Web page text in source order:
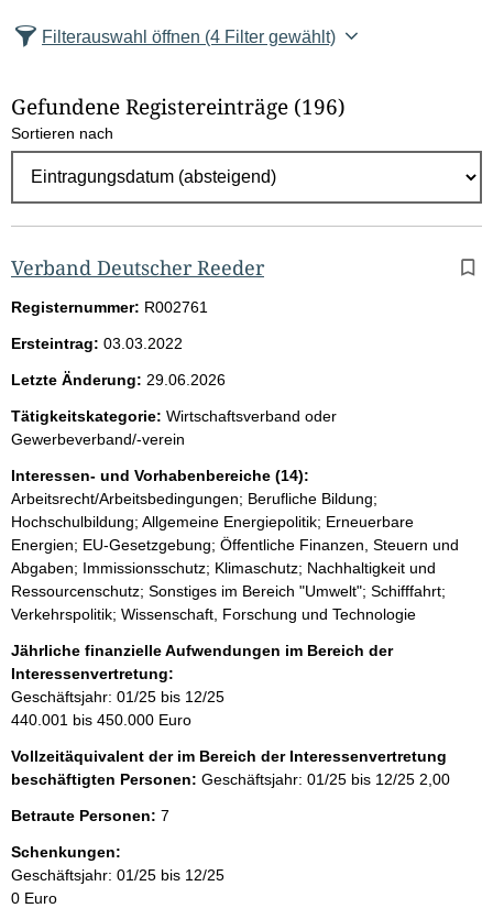
z
l
E
g
e
b
n
s
s
e
p
r
o
S
e
i
e
Filterauswahl öffnen (4 Filter gewählt)
Gefundene Registereinträge (196)
Sortieren nach
Verband Deutscher Reeder
Registernummer: R002761
Ersteintrag: 03.03.2022
Letzte Änderung: 29.06.2026
Tätigkeitskategorie: Wirtschaftsverband oder
Gewerbeverband/-verein
Interessen- und Vorhabenbereiche (14):
Arbeitsrecht/Arbeitsbedingungen; Berufliche Bildung;
Hochschulbildung; Allgemeine Energiepolitik; Erneuerbare
Energien; EU-Gesetzgebung; Öffentliche Finanzen, Steuern und
Abgaben; Immissionsschutz; Klimaschutz; Nachhaltigkeit und
Ressourcenschutz; Sonstiges im Bereich "Umwelt"; Schifffahrt;
Verkehrspolitik; Wissenschaft, Forschung und Technologie
Jährliche finanzielle Aufwendungen im Bereich der
Interessenvertretung:
Geschäftsjahr: 01/25 bis 12/25
440.001 bis 450.000 Euro
Vollzeitäquivalent der im Bereich der Interessenvertretung
beschäftigten Personen: Geschäftsjahr: 01/25 bis 12/25 2,00
Betraute Personen: 7
Schenkungen:
Geschäftsjahr: 01/25 bis 12/25
0 Euro